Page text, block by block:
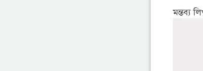
মন্তব্য